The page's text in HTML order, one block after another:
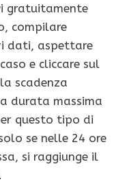
gratuitamente
compilare
dati, aspettare
e cliccare sul
scadenza
durata massima
questo tipo di
se nelle 24 ore
si raggiunge il